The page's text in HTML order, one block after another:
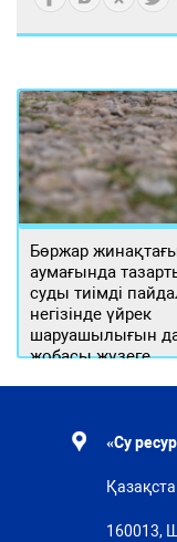
Бөржар
аумағында
суды тиімді
негізінде үйрек
шаруашылығын
жобасы жүзеге
«Су
160013,